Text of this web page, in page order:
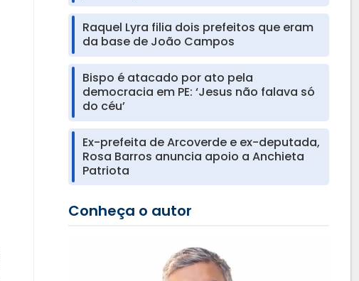
Raquel Lyra filia dois prefeitos que eram
da base de João Campos
Bispo é atacado por ato pela
democracia em PE: ‘Jesus não falava só
do céu’
Ex-prefeita de Arcoverde e ex-deputada,
Rosa Barros anuncia apoio a Anchieta
Patriota
Conheça o autor